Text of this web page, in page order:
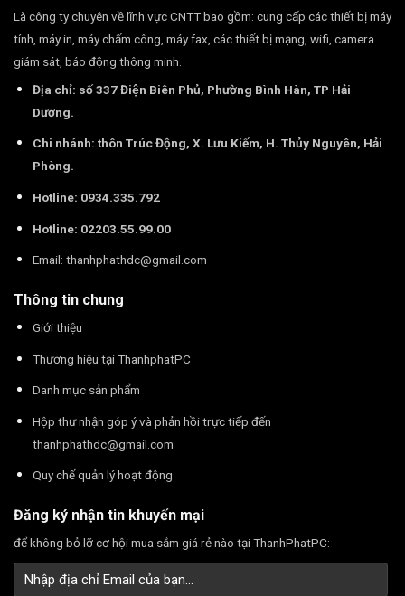
Là công ty chuyên về lĩnh vực CNTT bao gồm: cung cấp các thiết bị máy
tính, máy in, máy chấm công, máy fax, các thiết bị mạng, wifi, camera
giám sát, báo động thông minh.
Địa chỉ: số 337 Điện Biên Phủ, Phường Bình Hàn, TP Hải
Dương.
Chi nhánh: thôn Trúc Động, X. Lưu Kiếm, H. Thủy Nguyên, Hải
Phòng.
Hotline: 0934.335.792
Hotline: 02203.55.99.00
Email: thanhphathdc@gmail.com
Thông tin chung
Giới thiệu
Thương hiệu tại ThanhphatPC
Danh mục sản phẩm
Hộp thư nhận góp ý và phản hồi trực tiếp đến
thanhphathdc@gmail.com
Quy chế quản lý hoạt động
Đăng ký nhận tin khuyến mại
để không bỏ lỡ cơ hội mua sắm giá rẻ nào tại ThanhPhatPC: